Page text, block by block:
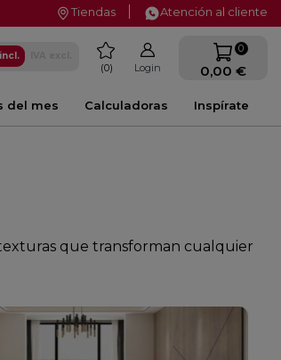
Tiendas Atención al cliente
favorite
0 Login
0
0,00 €
Inspírate
Calculadoras
del mes
que transforman cualquier